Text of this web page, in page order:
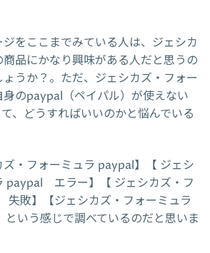
をここまでみている人は、ジェシカ
品にかなり興味がある人だと思うの
うか？。ただ、ジェシカズ・フォー
身のpaypal（ペイパル）が使えない
、どうすればいいのかと悩んでいる
・フォーミュラ paypal】【 ジェシ
paypal エラー】【 ジェシカズ・フ
敗】【ジェシカズ・フォーミュラ
いう感じで調べているのだと思いま